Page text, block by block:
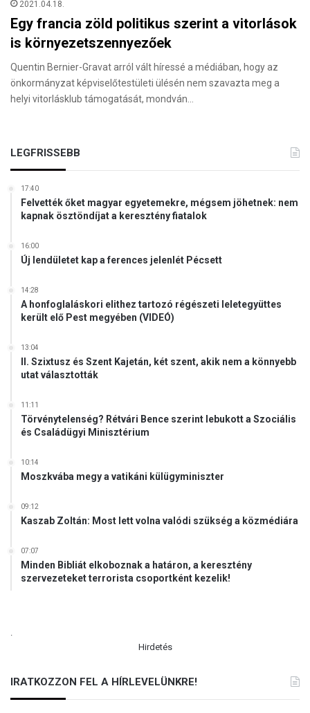
2021.04.18.
Egy francia zöld politikus szerint a vitorlások
is környezetszennyezőek
Quentin Bernier-Gravat arról vált híressé a médiában, hogy az
önkormányzat képviselőtestületi ülésén nem szavazta meg a
helyi vitorlásklub támogatását, mondván…
LEGFRISSEBB
17:40
Felvették őket magyar egyetemekre, mégsem jöhetnek: nem
kapnak ösztöndíjat a keresztény fiatalok
16:00
Új lendületet kap a ferences jelenlét Pécsett
14:28
A honfoglaláskori elithez tartozó régészeti leletegyüttes
került elő Pest megyében (VIDEÓ)
13:04
II. Szixtusz és Szent Kajetán, két szent, akik nem a könnyebb
utat választották
11:11
Törvénytelenség? Rétvári Bence szerint lebukott a Szociális
és Családügyi Minisztérium
10:14
Moszkvába megy a vatikáni külügyminiszter
09:12
Kaszab Zoltán: Most lett volna valódi szükség a közmédiára
07:07
Minden Bibliát elkoboznak a határon, a keresztény
szervezeteket terrorista csoportként kezelik!
.
Hirdetés
IRATKOZZON FEL A HÍRLEVELÜNKRE!